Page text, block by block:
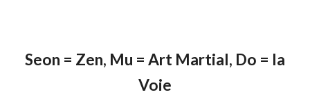
Seon = Zen, Mu = Art Martial, Do = la
Voie